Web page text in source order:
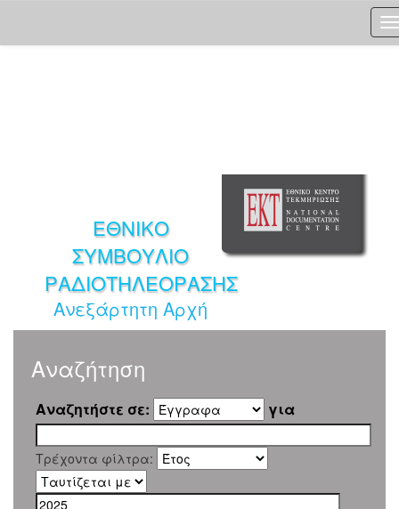
ΕΘΝΙΚΟ
ΣΥΜΒΟΥΛΙΟ
ΡΑΔΙΟΤΗΛΕΟΡΑΣΗΣ
Ανεξάρτητη Αρχή
Αναζήτηση
Αναζητήστε σε: για
Τρέχοντα φίλτρα: